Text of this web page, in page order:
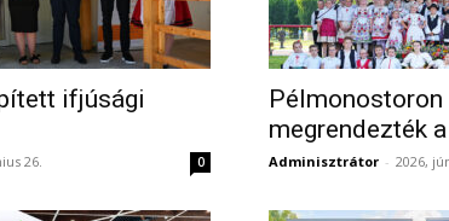
ifjúsági
26. 0
megrendezték
Adminisztrátor - 2026,